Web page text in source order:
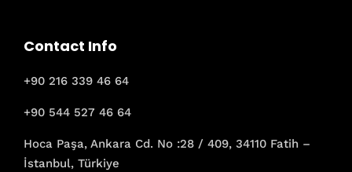
Contact Info
+90 216 339 46 64
+90 544 527 46 64
Hoca Paşa, Ankara Cd. No :28 / 409, 34110 Fatih –
İstanbul, Türkiye